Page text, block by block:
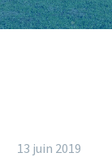
13 juin 2019